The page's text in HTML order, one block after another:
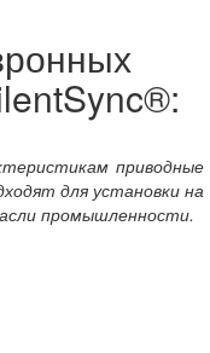
приводные
для установки на
промышленности.